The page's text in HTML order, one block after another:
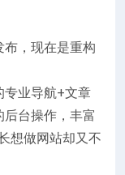
布，现在是重构
专业导航+文章
台操作，丰富
想做网站却又不